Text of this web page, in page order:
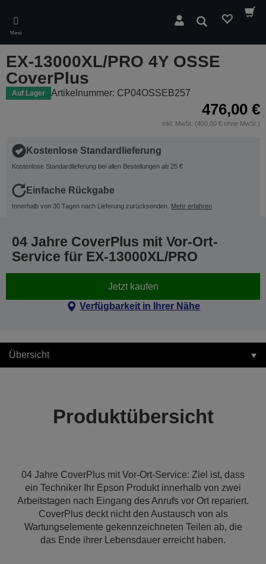
main
content
Menü
Suchen
EX-13000XL/PRO 4Y OSSE
CoverPlus
Auf Lager Artikelnummer: CP04OSSEB257
476,00 €
inkl. MwSt. (400,00 € ohne MwSt.)
Kostenlose Standardlieferung
Kostenlose Standardlieferung bei allen Bestellungen ab 25 €
Einfache Rückgabe
Innerhalb von 30 Tagen nach Lieferung zurücksenden. Mehr erfahren
04 Jahre CoverPlus mit Vor-Ort-
Service für EX-13000XL/PRO
Jetzt kaufen
Verfügbarkeit in Ihrer Nähe
Übersicht
Produktübersicht
04 Jahre CoverPlus mit Vor-Ort-Service: Ziel ist, dass
ein Techniker Ihr Epson Produkt innerhalb von zwei
Arbeitstagen nach Eingang des Anrufs vor Ort repariert.
CoverPlus deckt nicht den Austausch von als
Wartungselemente gekennzeichneten Teilen ab, die
das Ende ihrer Lebensdauer erreicht haben.